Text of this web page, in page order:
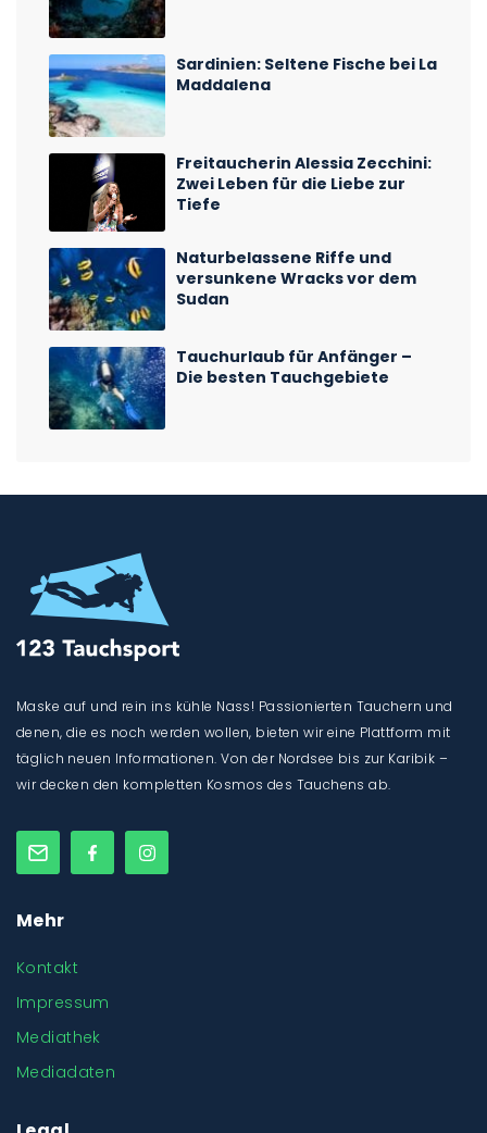
Sardinien: Seltene Fische bei La
Maddalena
Freitaucherin Alessia Zecchini:
Zwei Leben für die Liebe zur
Tiefe
Naturbelassene Riffe und
versunkene Wracks vor dem
Sudan
Tauchurlaub für Anfänger –
Die besten Tauchgebiete
Maske auf und rein ins kühle Nass! Passionierten Tauchern und
denen, die es noch werden wollen, bieten wir eine Plattform mit
täglich neuen Informationen. Von der Nordsee bis zur Karibik –
wir decken den kompletten Kosmos des Tauchens ab.
Mehr
Kontakt
Impressum
Mediathek
Mediadaten